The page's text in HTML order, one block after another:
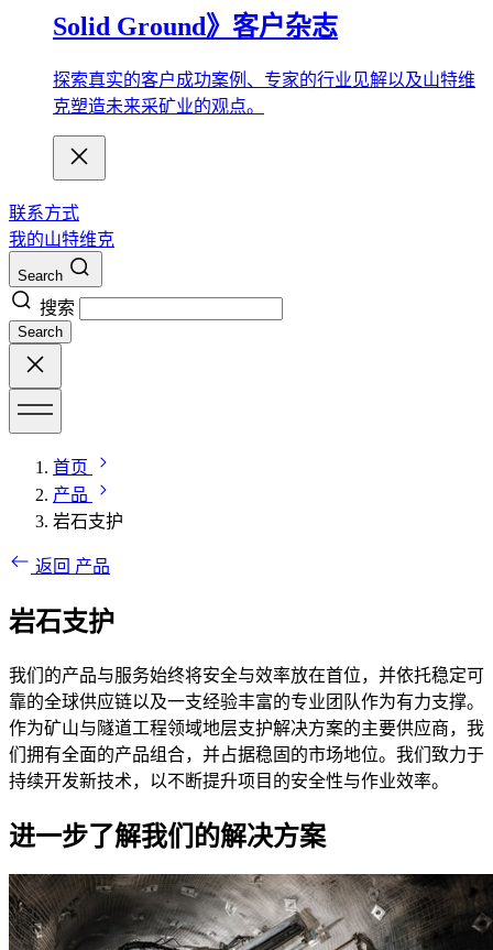
Solid Ground》客户杂志
探索真实的客户成功案例、专家的行业见解以及山特维
克塑造未来采矿业的观点。
联系方式
我的山特维克
Search
搜索
Search
首页
产品
岩石支护
返回 产品
岩石支护
我们的产品与服务始终将安全与效率放在首位，并依托稳定可
靠的全球供应链以及一支经验丰富的专业团队作为有力支撑。
作为矿山与隧道工程领域地层支护解决方案的主要供应商，我
们拥有全面的产品组合，并占据稳固的市场地位。我们致力于
持续开发新技术，以不断提升项目的安全性与作业效率。
进一步了解我们的解决方案